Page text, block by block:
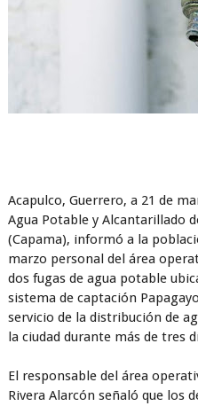
Acapulco, Guerrero, a 21 de
Agua Potable y Alcantarillado
(Capama), informó a la
marzo personal del área
dos fugas de agua potable
sistema de captación
servicio de la distribución de
la ciudad durante más de tres
El responsable del área
Rivera Alarcón señaló que los